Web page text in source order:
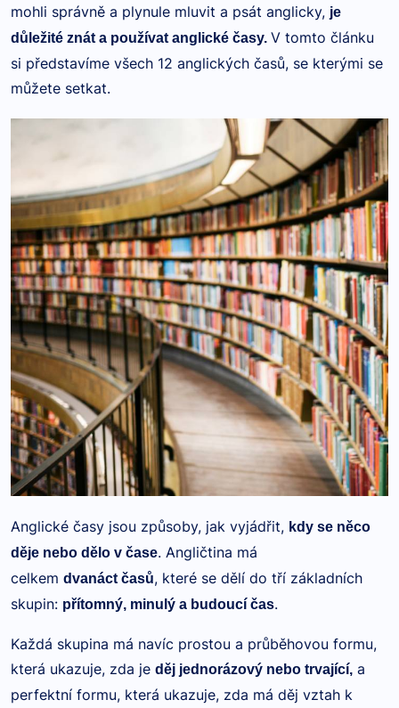
mohli správně a plynule mluvit a psát anglicky, je
důležité znát a používat anglické časy. V tomto článku
si představíme všech 12 anglických časů, se kterými se
můžete setkat.
Anglické časy jsou způsoby, jak vyjádřit, kdy se něco
děje nebo dělo v čase. Angličtina má
celkem dvanáct časů, které se dělí do tří základních
skupin: přítomný, minulý a budoucí čas.
Každá skupina má navíc prostou a průběhovou formu,
která ukazuje, zda je děj jednorázový nebo trvající, a
perfektní formu, která ukazuje, zda má děj vztah k